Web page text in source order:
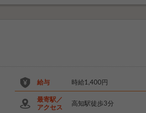
給与 時給1,400円
最寄駅／
アクセス
高知駅徒歩3分